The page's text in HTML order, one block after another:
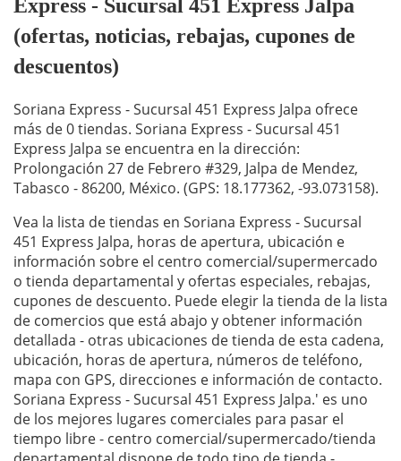
Express - Sucursal 451 Express Jalpa
(ofertas, noticias, rebajas, cupones de
descuentos)
Soriana Express - Sucursal 451 Express Jalpa ofrece
más de 0 tiendas. Soriana Express - Sucursal 451
Express Jalpa se encuentra en la dirección:
Prolongación 27 de Febrero #329, Jalpa de Mendez,
Tabasco - 86200, México. (GPS: 18.177362, -93.073158).
Vea la lista de tiendas en Soriana Express - Sucursal
451 Express Jalpa, horas de apertura, ubicación e
información sobre el centro comercial/supermercado
o tienda departamental y ofertas especiales, rebajas,
cupones de descuento. Puede elegir la tienda de la lista
de comercios que está abajo y obtener información
detallada - otras ubicaciones de tienda de esta cadena,
ubicación, horas de apertura, números de teléfono,
mapa con GPS, direcciones e información de contacto.
Soriana Express - Sucursal 451 Express Jalpa.' es uno
de los mejores lugares comerciales para pasar el
tiempo libre - centro comercial/supermercado/tienda